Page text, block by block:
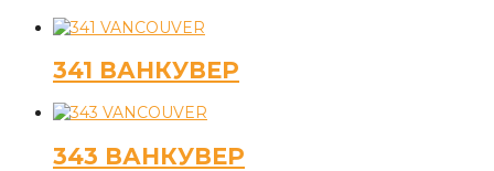
341 ВАНКУВЕР
343 ВАНКУВЕР